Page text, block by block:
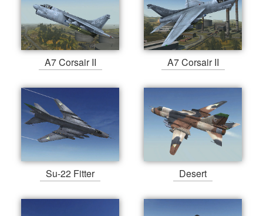
A7 Corsair II A7 Corsair II
Su-22 Fitter Desert